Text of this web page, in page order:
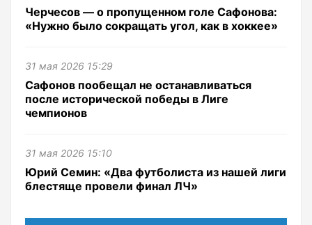
Черчесов — о пропущенном голе Сафонова:
«Нужно было сокращать угол, как в хоккее»
31 мая 2026 15:29
Сафонов пообещал не останавливаться
после исторической победы в Лиге
чемпионов
31 мая 2026 15:10
Юрий Семин: «Два футболиста из нашей лиги
блестяще провели финал ЛЧ»